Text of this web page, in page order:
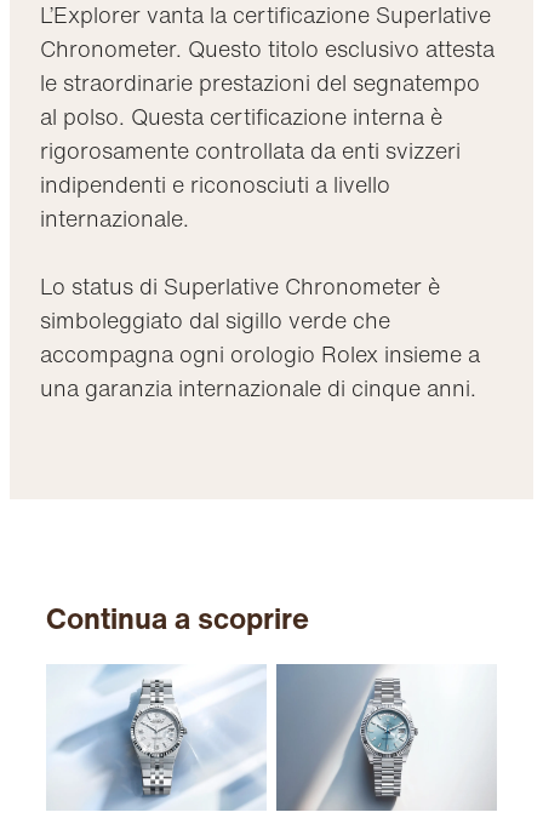
L’Explorer vanta la certificazione Superlative
Chronometer. Questo titolo esclusivo attesta
le straordinarie prestazioni del segnatempo
al polso. Questa certificazione interna è
rigorosamente controllata da enti svizzeri
indipendenti e riconosciuti a livello
internazionale.
Lo status di Superlative Chronometer è
simboleggiato dal sigillo verde che
accompagna ogni orologio Rolex insieme a
una garanzia internazionale di cinque anni.
Continua a scoprire